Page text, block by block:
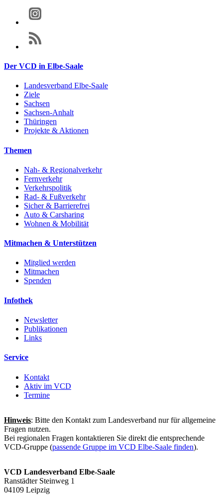
Der VCD in Elbe-Saale
Landesverband Elbe-Saale
Ziele
Sachsen
Sachsen-Anhalt
Thüringen
Projekte & Aktionen
Themen
Nah- & Regionalverkehr
Fernverkehr
Verkehrspolitik
Rad- & Fußverkehr
Sicher & Barrierefrei
Auto & Carsharing
Wohnen & Mobilität
Mitmachen & Unterstützen
Mitglied werden
Mitmachen
Spenden
Infothek
Newsletter
Publikationen
Links
Service
Kontakt
Aktiv im VCD
Termine
Hinweis: Bitte den Kontakt zum Landesverband nur für allgemeine
Fragen nutzen.
Bei regionalen Fragen kontaktieren Sie direkt die entsprechende
VCD-Gruppe (passende Gruppe im VCD Elbe-Saale finden).
VCD Landesverband Elbe-Saale
Ranstädter Steinweg 1
04109 Leipzig